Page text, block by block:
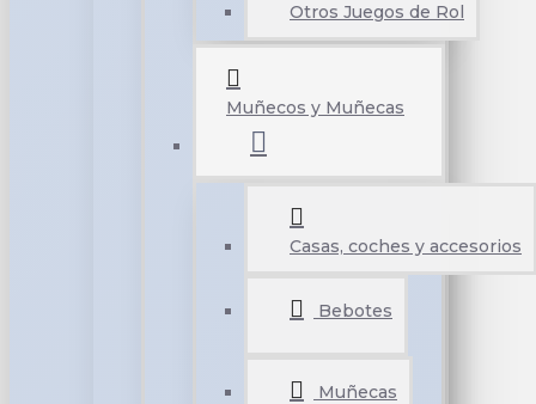
Otros Juegos de Rol
Muñecos y Muñecas
Casas, coches y accesorios
Bebotes
Muñecas